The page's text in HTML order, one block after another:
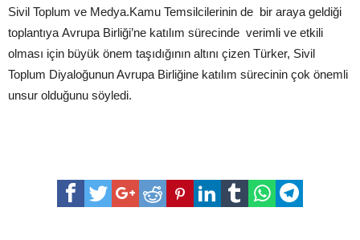
Sivil Toplum ve Medya.Kamu Temsilcilerinin de bir araya geldiği
toplantıya Avrupa Birliği’ne katılım sürecinde verimli ve etkili
olması için büyük önem taşıdığının altını çizen Türker, Sivil
Toplum Diyaloğunun Avrupa Birliğine katılım sürecinin çok önemli
unsur olduğunu söyledi.